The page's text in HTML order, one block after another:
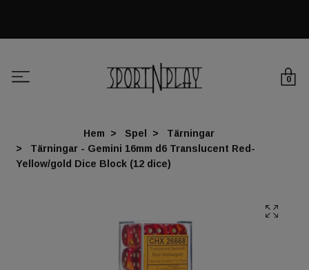
0
Hem Spel
Tärningar
Tärningar - Gemini 16mm d6 Translucent Red-
Yellow/gold Dice Block (12 dice)